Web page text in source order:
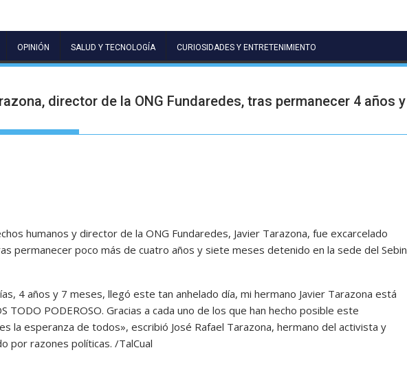
OPINIÓN SALUD Y TECNOLOGÍA CURIOSIDADES Y ENTRETENIMIENTO
director de la ONG Fundaredes, tras permanecer 4 años y
humanos y director de la ONG Fundaredes, Javier Tarazona, fue excarcelado
permanecer poco más de cuatro años y siete meses detenido en la sede del Sebin
4 años y 7 meses, llegó este tan anhelado día, mi hermano Javier Tarazona está
TODO PODEROSO. Gracias a cada uno de los que han hecho posible este
la esperanza de todos», escribió José Rafael Tarazona, hermano del activista y
por razones políticas. /TalCual